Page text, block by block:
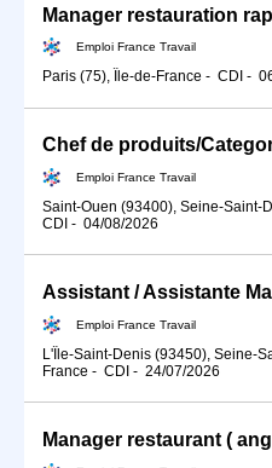
Manager restauration
Emploi France Travail
Paris (75), Île-de-France - CDI -
Emploi France Travail
Saint-Ouen (93400), Seine-Saint-
CDI - 04/08/2026
Emploi France Travail
L'Île-Saint-Denis (93450), Seine-
France - CDI - 24/07/2026